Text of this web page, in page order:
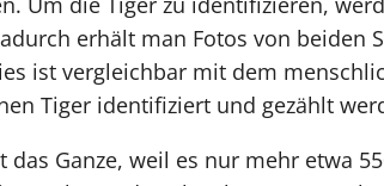
erhält man Fotos von beiden
ist vergleichbar mit dem
Tiger identifiziert und gezählt
das Ganze, weil es nur mehr etwa